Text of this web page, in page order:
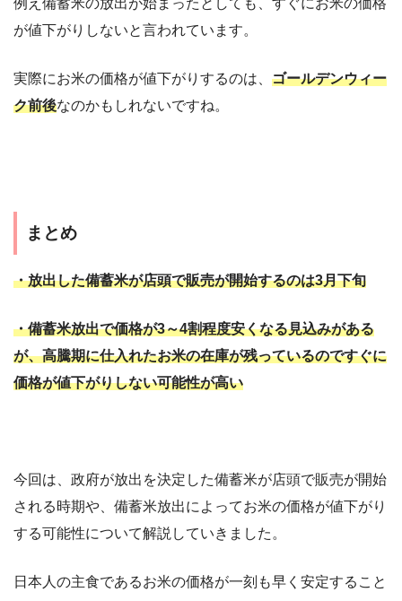
が値下がりしないと言われています。
実際にお米の価格が値下がりするのは、 ゴールデンウィー
ク前後なのかもしれないですね。
まとめ
・放出した備蓄米が店頭で販売が開始するのは3月下旬
・備蓄米放出で価格が3～4割程度安くなる見込みがある
が、高騰期に仕入れたお米の在庫が残っているのですぐに
価格が値下がりしない可能性が高い
今回は、政府が放出を決定した備蓄米が店頭で販売が開始
される時期や、備蓄米放出によってお米の価格が値下がり
する可能性について解説していきました。
日本人の主食であるお米の価格が一刻も早く安定すること